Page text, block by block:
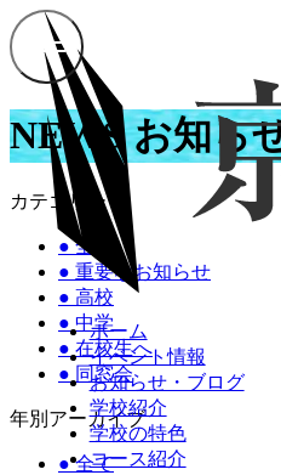
ホーム
イベント情報
お知らせ・ブログ
学校紹介
学校の特色
コース紹介
NEWS お知ら
カテゴリー
●全て
● 重要なお知らせ
● 高校
● 中学
● 在校生へ
● 同窓会
年別アーカイブ
●全て